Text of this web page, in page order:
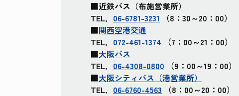
■近鉄バス（布施営業所）
TEL． 06-6781-3231 （8：30～20：00）
■関西空港交通
TEL． 072-461-1374 （7：00～21：00）
■大阪バス
TEL． 06-4308-0800 （9：00～19：00）
■大阪シティバス（港営業所）
TEL． 06-6760-4563 （8：00～20：00）